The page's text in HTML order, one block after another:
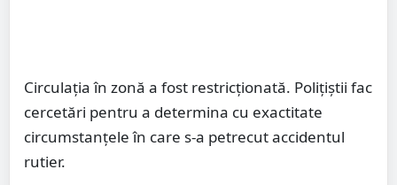
Circulația în zonă a fost restricționată. Polițiștii fac
cercetări pentru a determina cu exactitate
circumstanțele în care s-a petrecut accidentul
rutier.